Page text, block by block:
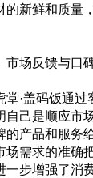
的新鲜和质量
场反馈与口
·盖码饭通过
自己是顺应市
的产品和服务
场需求的准确
一步增强了消